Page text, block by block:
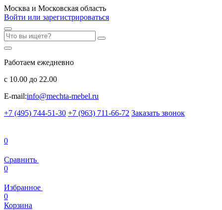
Москва и Московская область
Войти или зарегистрироваться
Работаем ежедневно
с 10.00 до 22.00
E-mail:info@mechta-mebel.ru
+7 (495) 744-51-30 +7 (963) 711-66-72 Заказать звонок
0
Сравнить
0
Избранное
0
Корзина